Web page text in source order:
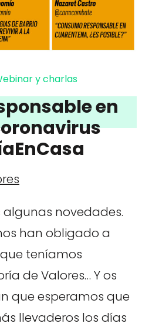
y charlas
en
novedades.
han obligado a
teníamos
de Valores… Y os
que esperamos que
llevaderos los días